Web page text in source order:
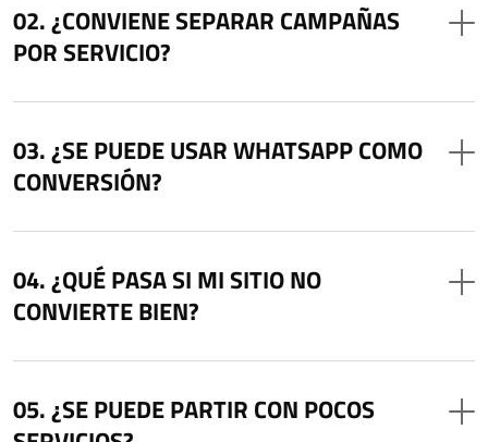
¿CONVIENE SEPARAR CAMPAÑAS
POR SERVICIO?
¿SE PUEDE USAR WHATSAPP COMO
CONVERSIÓN?
¿QUÉ PASA SI MI SITIO NO
CONVIERTE BIEN?
¿SE PUEDE PARTIR CON POCOS